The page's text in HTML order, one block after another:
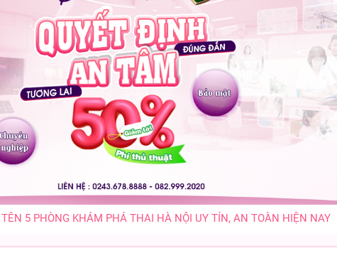
5 PHÒNG KHÁM PHÁ THAI HÀ NỘI UY TÍN, AN TOÀN HIỆN NAY